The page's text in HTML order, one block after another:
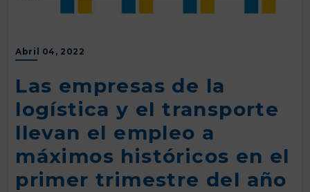
Abril 04, 2022
Las empresas de la
logística y el transporte
llevan el empleo a
máximos históricos en el
primer trimestre del año